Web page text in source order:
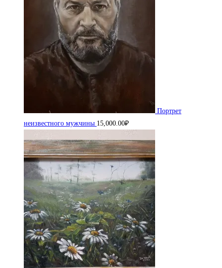
Портрет
неизвестного мужчины 15,000.00₽